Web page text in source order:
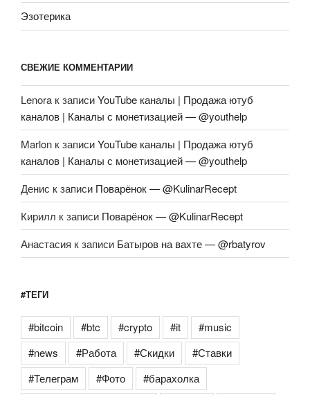
Эзотерика
СВЕЖИЕ КОММЕНТАРИИ
Lenora к записиYouTube каналы | Продажа ютуб
каналов | Каналы с монетизацией — @youthelp
Marlon к записиYouTube каналы | Продажа ютуб
каналов | Каналы с монетизацией — @youthelp
Денис к записи Поварёнок — @KulinarRecept
Кирилл к записи Поварёнок — @KulinarRecept
Анастасия к записи Батыров на вахте — @rbatyrov
#ТЕГИ
#bitcoin #btc #crypto #it
#music
#news
#Работа #Скидки
#Ставки
#Телеграм
#Фото
#барахолка